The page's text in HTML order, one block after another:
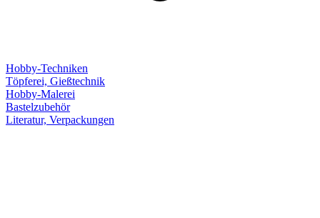
Hobby-Techniken
Töpferei, Gießtechnik
Hobby-Malerei
Bastelzubehör
Literatur, Verpackungen